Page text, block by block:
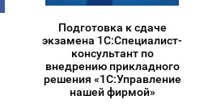
Подготовка к сдаче
экзамена 1С:Специалист-
консультант по
внедрению прикладного
решения «1С:Управление
нашей фирмой»